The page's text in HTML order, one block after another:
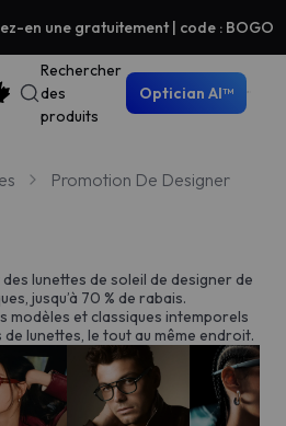
en une gratuitement | code : BOGO
Rechercher
des
produits
Optician AI™
Promotion De Designer
lunettes de soleil de designer de
jusqu’à 70 % de rabais.
modèles et classiques intemporels
lunettes, le tout au même endroit.